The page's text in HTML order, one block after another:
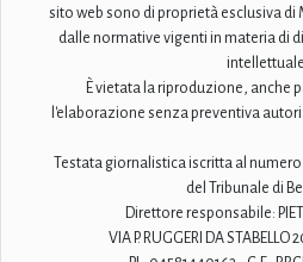
sito web sono di proprietà esclusiva di
dalle normative vigenti in materia di
È vietata la riproduzione, anche
l'elaborazione senza preventiva
Testata giornalistica iscritta al
del Tribunale di
Direttore responsabile:
VIA P. RUGGERI DA STABELLO